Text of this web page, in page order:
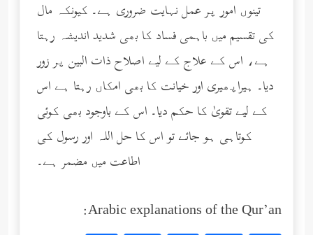
تینوں امور پر عمل نہایت ضروری ہے۔ کیونکہ مال
کی تقسیم میں باہمی فساد کا بھی شدید اندیشہ رہتا
ہے، اس کے علاج کے لیے اصلاح ذات البین پر زور
دیا۔ ہیراپھیری اور خیانت کا بھی امکاں رہتا ہے اس
کے لیے تقویٰ کا حکم دیا۔ اس کے باوجود بھی کوئی
کوتاہی ہو جائے تو اس کا حل اللہ اور رسول کی
اطاعت میں مضمر ہے۔
Arabic explanations of the Qur’an: